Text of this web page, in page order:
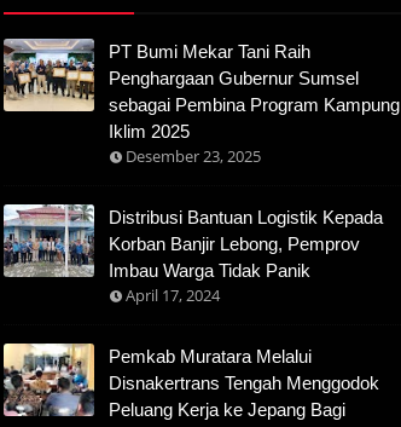
PT Bumi Mekar Tani Raih
Penghargaan Gubernur Sumsel
sebagai Pembina Program Kampung
Iklim 2025
Desember 23, 2025
Distribusi Bantuan Logistik Kepada
Korban Banjir Lebong, Pemprov
Imbau Warga Tidak Panik
April 17, 2024
Pemkab Muratara Melalui
Disnakertrans Tengah Menggodok
Peluang Kerja ke Jepang Bagi